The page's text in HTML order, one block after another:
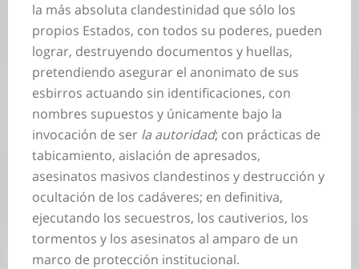
la más absoluta clandestinidad que sólo los
propios Estados, con todos su poderes, pueden
lograr, destruyendo documentos y huellas,
pretendiendo asegurar el anonimato de sus
esbirros actuando sin identificaciones, con
nombres supuestos y únicamente bajo la
invocación de ser la autoridad; con prácticas de
tabicamiento, aislación de apresados,
asesinatos masivos clandestinos y destrucción y
ocultación de los cadáveres; en definitiva,
ejecutando los secuestros, los cautiverios, los
tormentos y los asesinatos al amparo de un
marco de protección institucional.